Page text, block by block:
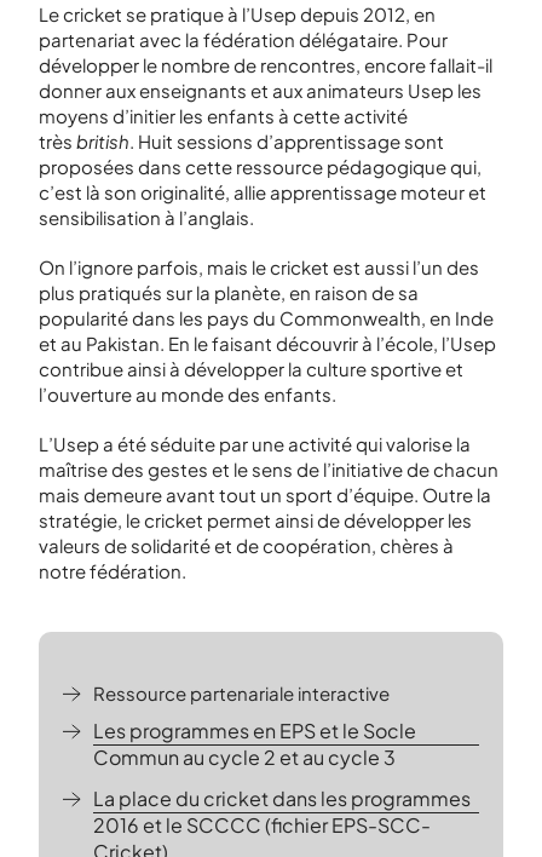
Le cricket se pratique à l’Usep depuis 2012, en
partenariat avec la fédération délégataire. Pour
développer le nombre de rencontres, encore fallait-il
donner aux enseignants et aux animateurs Usep les
moyens d’initier les enfants à cette activité
très british. Huit sessions d’apprentissage sont
proposées dans cette ressource pédagogique qui,
c’est là son originalité, allie apprentissage moteur et
sensibilisation à l’anglais.
On l’ignore parfois, mais le cricket est aussi l’un des
plus pratiqués sur la planète, en raison de sa
popularité dans les pays du Commonwealth, en Inde
et au Pakistan. En le faisant découvrir à l’école, l’Usep
contribue ainsi à développer la culture sportive et
l’ouverture au monde des enfants.
L’Usep a été séduite par une activité qui valorise la
maîtrise des gestes et le sens de l’initiative de chacun
mais demeure avant tout un sport d’équipe. Outre la
stratégie, le cricket permet ainsi de développer les
valeurs de solidarité et de coopération, chères à
notre fédération.
Ressource partenariale interactive
Les programmes en EPS et le Socle
Commun au cycle 2 et au cycle 3
La place du cricket dans les programmes
2016 et le SCCCC (fichier EPS-SCC-
Cricket)